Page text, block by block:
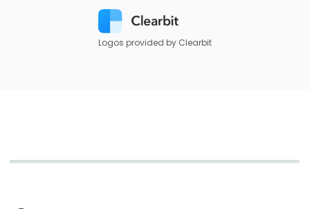
Logos provided by Clearbit